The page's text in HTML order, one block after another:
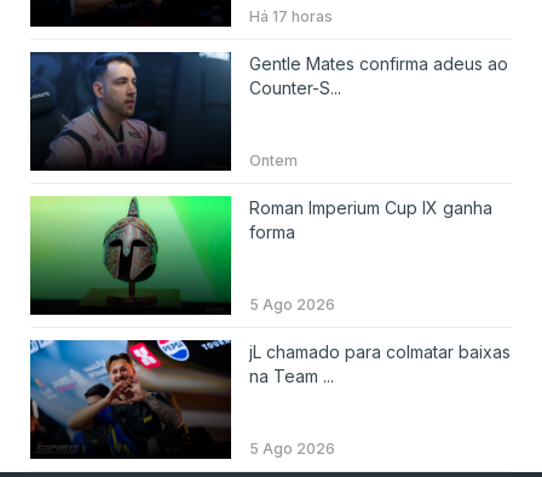
Há 17 horas
Gentle Mates confirma adeus ao
Counter-S...
Ontem
Roman Imperium Cup IX ganha
forma
5 Ago 2026
jL chamado para colmatar baixas
na Team ...
5 Ago 2026